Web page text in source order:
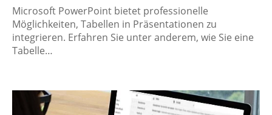
Microsoft PowerPoint bietet professionelle
Möglichkeiten, Tabellen in Präsentationen zu
integrieren. Erfahren Sie unter anderem, wie Sie eine
Tabelle…